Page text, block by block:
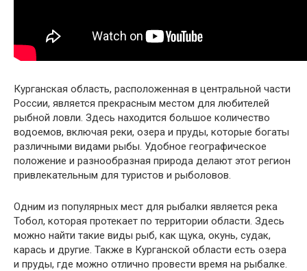
Курганская область, расположенная в центральной части
России, является прекрасным местом для любителей
рыбной ловли. Здесь находится большое количество
водоемов, включая реки, озера и пруды, которые богаты
различными видами рыбы. Удобное географическое
положение и разнообразная природа делают этот регион
привлекательным для туристов и рыболовов.
Одним из популярных мест для рыбалки является река
Тобол, которая протекает по территории области. Здесь
можно найти такие виды рыб, как щука, окунь, судак,
карась и другие. Также в Курганской области есть озера
и пруды, где можно отлично провести время на рыбалке.